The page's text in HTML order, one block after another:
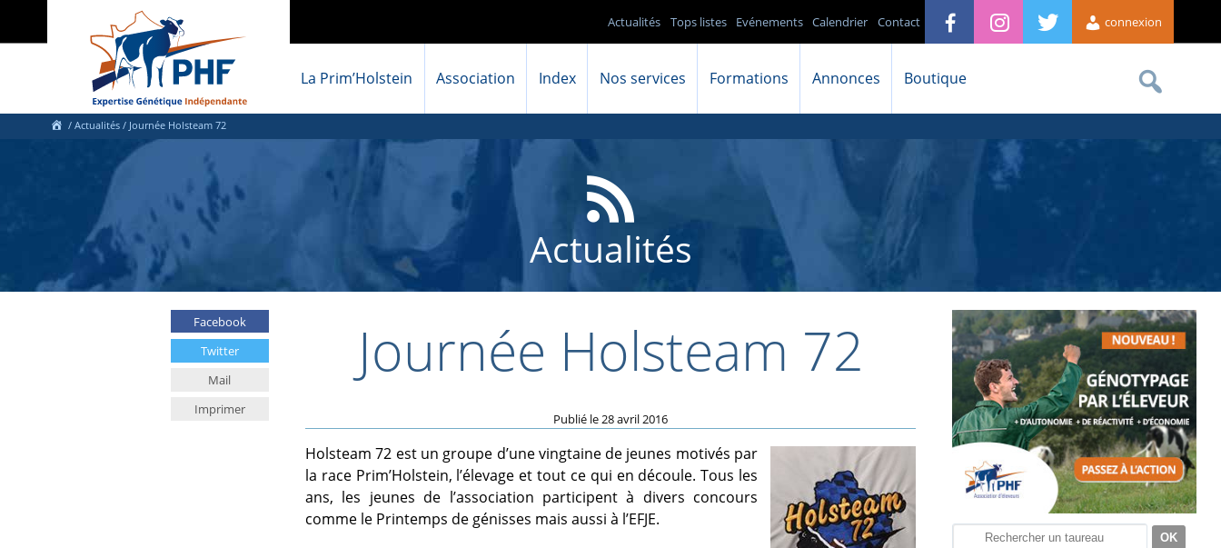
connexion
Contact
Calendrier
Evénements
Tops listes
Actualités
La Prim’Holstein Association Index Nos services Formations Annonces Boutique
/ Actualités / Journée Holsteam 72
Actualités
Facebook
Twitter
Mail
Imprimer
Journée Holsteam 72
Publié le28 avril 2016
Holsteam 72 est un groupe d’une vingtaine de jeunes motivés par
la race Prim’Holstein, l’élevage et tout ce qui en découle. Tous les
ans, les jeunes de l’association participent à divers concours
comme le Printemps de génisses mais aussi à l’EFJE.